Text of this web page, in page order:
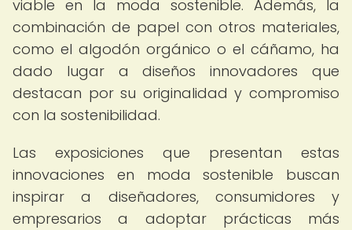
viable en la moda sostenible. Además, la
combinación de papel con otros materiales,
como el algodón orgánico o el cáñamo, ha
dado lugar a diseños innovadores que
destacan por su originalidad y compromiso
con la sostenibilidad.
Las exposiciones que presentan estas
innovaciones en moda sostenible buscan
inspirar a diseñadores, consumidores y
empresarios a adoptar prácticas más